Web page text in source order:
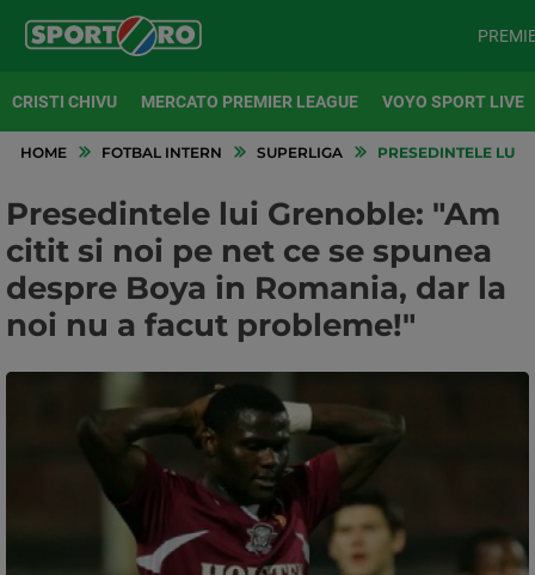
CRISTI CHIVU MERCATO PREMIER LEAGUE VOYO SPORT LIVE
HOME FOTBAL INTERN SUPERLIGA PRESEDINTELE LUI
Presedintele lui Grenoble: "Am
citit si noi pe net ce se spunea
despre Boya in Romania, dar la
noi nu a facut probleme!"